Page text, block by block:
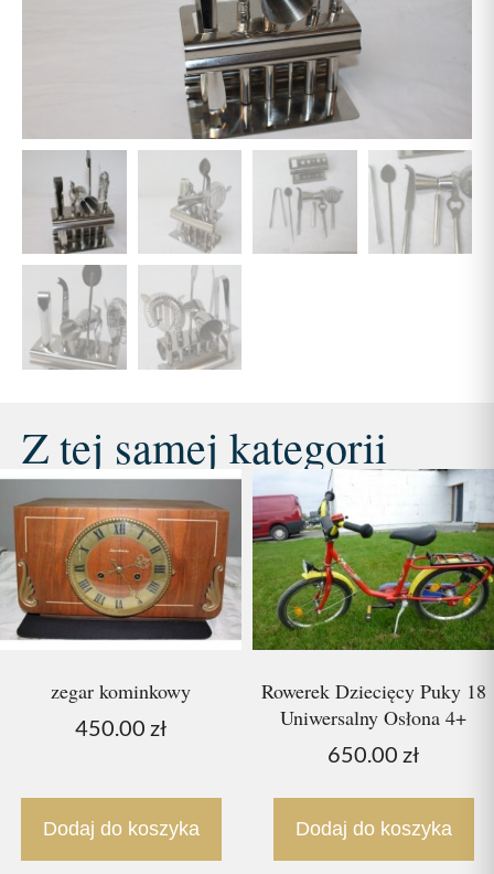
Z tej samej kategorii
zegar kominkowy
450.00 zł
Dodaj do koszyka
Rowerek Dziecięcy Puky 18
Uniwersalny Osłona 4+
650.00 zł
Dodaj do koszyka